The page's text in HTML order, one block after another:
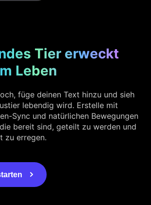
Tier erweckt
Leben
füge deinen Text hinzu und sieh
lebendig wird. Erstelle mit
Sync und natürlichen Bewegungen
bereit sind, geteilt zu werden und
zu erregen.